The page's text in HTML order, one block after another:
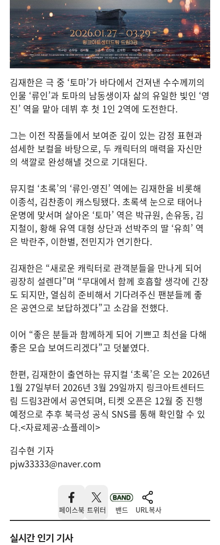
김재한은 극 중 ‘토마’가 바다에서 건져낸 수수께끼의
인물 ‘류인’과 토마의 남동생이자 삶의 유일한 빛인 ‘영
진’ 역을 맡아 데뷔 후 첫 1인 2역에 도전한다.
그는 이전 작품들에서 보여준 깊이 있는 감정 표현과
섬세한 보컬을 바탕으로, 두 캐릭터의 매력을 자신만
의 색깔로 완성해낼 것으로 기대된다.
뮤지컬 ‘초록’의 ‘류인·영진’ 역에는 김재한을 비롯해
이종석, 김찬종이 캐스팅됐다. 초록색 눈으로 태어나
운명에 맞서며 살아온 ‘토마’ 역은 박규원, 손유동, 김
지철이, 황해 유역 대형 상단과 선박주의 딸 ‘유희’ 역
은 박란주, 이한별, 전민지가 연기한다.
김재한은 “새로운 캐릭터로 관객분들을 만나게 되어
굉장히 설렌다”며 “무대에서 함께 호흡할 생각에 긴장
도 되지만, 열심히 준비해서 기다려주신 팬분들께 좋
은 공연으로 보답하겠다”고 소감을 전했다.
이어 “좋은 분들과 함께하게 되어 기쁘고 최선을 다해
좋은 모습 보여드리겠다”고 덧붙였다.
한편, 김재한이 출연하는 뮤지컬 ‘초록’은 오는 2026년
1월 27일부터 2026년 3월 29일까지 링크아트센터드
림 드림3관에서 공연되며, 티켓 오픈은 12월 중 진행
예정으로 추후 북극성 공식 SNS를 통해 확인할 수 있
다.<자료제공-쇼플레이>
김수현 기자
pjw33333@naver.com
페이스북 트위터 밴드 URL복사
실시간 인기 기사